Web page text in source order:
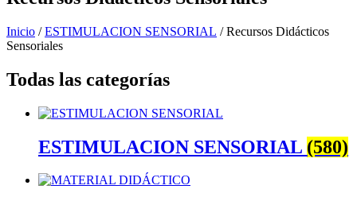
Inicio /ESTIMULACION SENSORIAL / Recursos Didácticos
Sensoriales
Todas las categorías
ESTIMULACION SENSORIAL (580)